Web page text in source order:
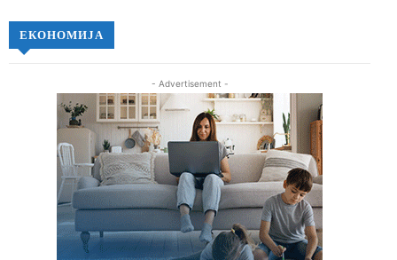
ЕКОНОМИЈА
- Advertisement -